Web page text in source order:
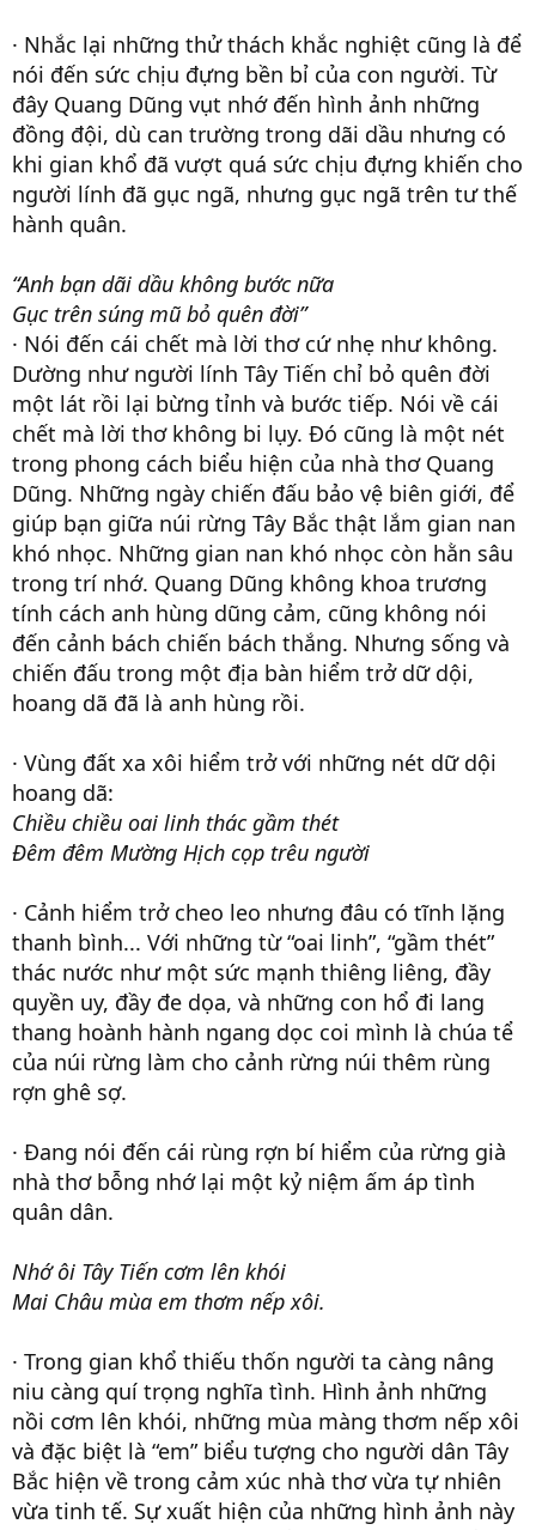
· Nhắc lại những thử thách khắc nghiệt cũng là để
nói đến sức chịu đựng bền bỉ của con người. Từ
đây Quang Dũng vụt nhớ đến hình ảnh những
đồng đội, dù can trường trong dãi dầu nhưng có
khi gian khổ đã vượt quá sức chịu đựng khiến cho
người lính đã gục ngã, nhưng gục ngã trên tư thế
hành quân.
“Anh bạn dãi dầu không bước nữa
Gục trên súng mũ bỏ quên đời”
· Nói đến cái chết mà lời thơ cứ nhẹ như không.
Dường như người lính Tây Tiến chỉ bỏ quên đời
một lát rồi lại bừng tỉnh và bước tiếp. Nói về cái
chết mà lời thơ không bi lụy. Đó cũng là một nét
trong phong cách biểu hiện của nhà thơ Quang
Dũng. Những ngày chiến đấu bảo vệ biên giới, để
giúp bạn giữa núi rừng Tây Bắc thật lắm gian nan
khó nhọc. Những gian nan khó nhọc còn hằn sâu
trong trí nhớ. Quang Dũng không khoa trương
tính cách anh hùng dũng cảm, cũng không nói
đến cảnh bách chiến bách thắng. Nhưng sống và
chiến đấu trong một địa bàn hiểm trở dữ dội,
hoang dã đã là anh hùng rồi.
· Vùng đất xa xôi hiểm trở với những nét dữ dội
hoang dã:
Chiều chiều oai linh thác gầm thét
Đêm đêm Mường Hịch cọp trêu người
· Cảnh hiểm trở cheo leo nhưng đâu có tĩnh lặng
thanh bình... Với những từ “oai linh”, “gầm thét”
thác nước như một sức mạnh thiêng liêng, đầy
quyền uy, đầy đe dọa, và những con hổ đi lang
thang hoành hành ngang dọc coi mình là chúa tể
của núi rừng làm cho cảnh rừng núi thêm rùng
rợn ghê sợ.
· Đang nói đến cái rùng rợn bí hiểm của rừng già
nhà thơ bỗng nhớ lại một kỷ niệm ấm áp tình
quân dân.
Nhớ ôi Tây Tiến cơm lên khói
Mai Châu mùa em thơm nếp xôi.
· Trong gian khổ thiếu thốn người ta càng nâng
niu càng quí trọng nghĩa tình. Hình ảnh những
nồi cơm lên khói, những mùa màng thơm nếp xôi
và đặc biệt là “em” biểu tượng cho người dân Tây
Bắc hiện về trong cảm xúc nhà thơ vừa tự nhiên
vừa tinh tế. Sự xuất hiện của những hình ảnh này